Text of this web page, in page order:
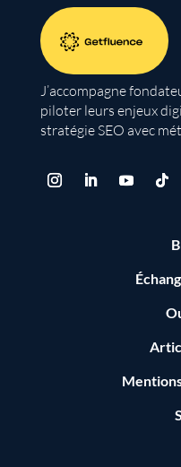
J’accompagne
piloter leurs enjeux
stratégie SEO avec